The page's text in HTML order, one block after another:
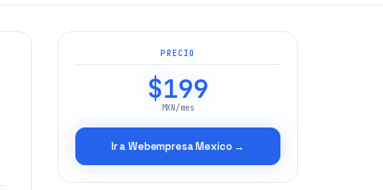
PRECIO
$199
MXN/mes
Ir a Webempresa Mexico →